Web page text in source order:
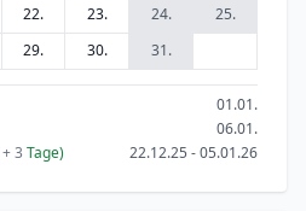
22. 23. 24.
25.
29. 30. 31.
01.01.
06.01.
+ 3 Tage) 22.12.25 - 05.01.26